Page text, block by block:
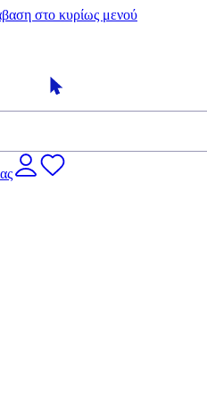
στο κυρίως μενού